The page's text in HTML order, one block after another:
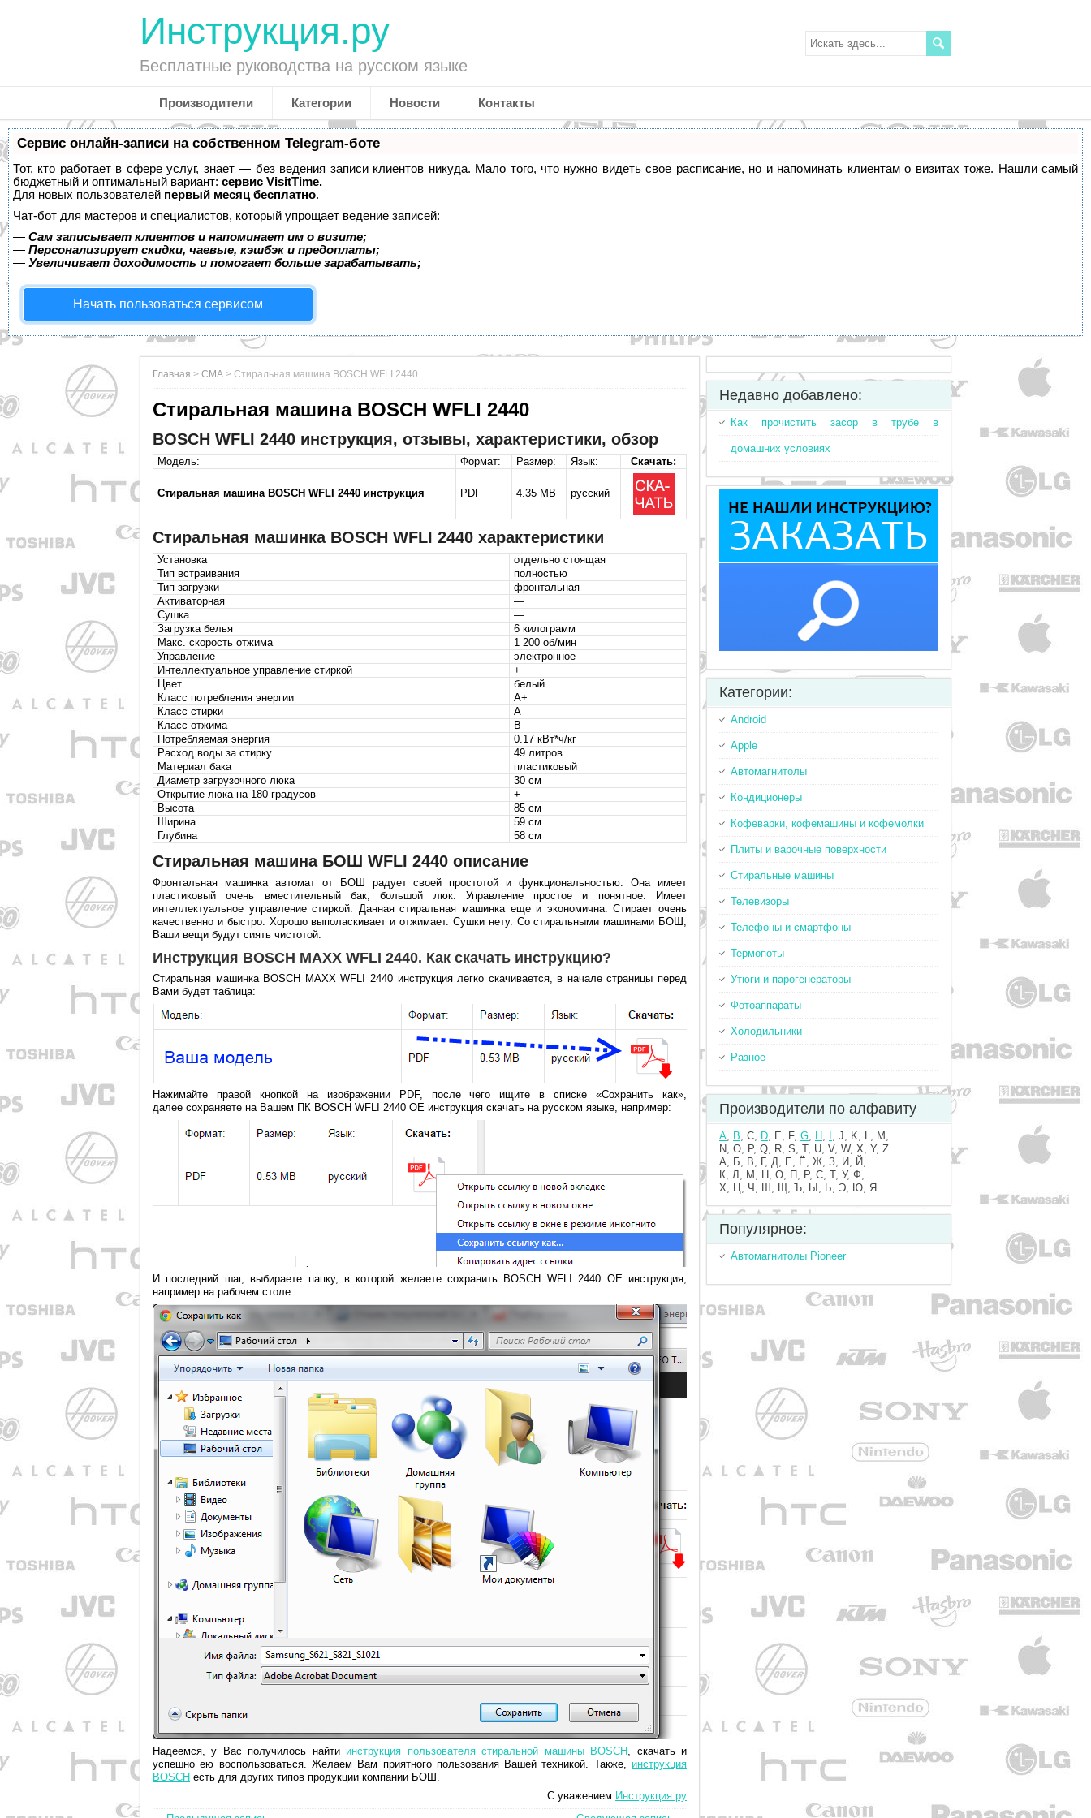
Инструкция.ру
Бесплатные руководства на русском языке
Производители Категории Новости Контакты
Сервис онлайн-записи на собственном Telegram-боте
Тот, кто работает в сфере услуг, знает — без ведения записи клиентов никуда. Мало того, что нужно видеть свое расписание, но и напоминать клиентам о визитах тоже. Нашли самый
бюджетный и оптимальный вариант: сервис VisitTime.
Для новых пользователей первый месяц бесплатно.
Чат-бот для мастеров и специалистов, который упрощает ведение записей:
— Сам записывает клиентов и напоминает им о визите;
— Персонализирует скидки, чаевые, кэшбэк и предоплаты;
— Увеличивает доходимость и помогает больше зарабатывать;
Начать пользоваться сервисом
Главная > СМА > Стиральная машина BOSCH WFLI 2440
Стиральная машина BOSCH WFLI 2440
BOSCH WFLI 2440 инструкция, отзывы, характеристики, обзор
Модель: Формат: Размер: Язык: Скачать:
Стиральная машина BOSCH WFLI 2440 инструкция PDF 4.35 MB русский
Стиральная машинка BOSCH WFLI 2440 характеристики
Установка
отдельно стоящая
Тип встраивания
полностью
Тип загрузки
фронтальная
Активаторная
—
Сушка
—
Загрузка белья
6 килограмм
Макс. скорость отжима
1 200 об/мин
Управление
электронное
Интеллектуальное управление стиркой
+
Цвет
белый
Класс потребления энергии
A+
Класс стирки
A
Класс отжима
B
Потребляемая энергия
0.17 кВт*ч/кг
Расход воды за стирку
49 литров
Материал бака
пластиковый
Диаметр загрузочного люка
30 см
Открытие люка на 180 градусов
+
Высота
85 см
Ширина
59 см
Глубина
58 см
Стиральная машина БОШ WFLI 2440 описание
Фронтальная машинка автомат от БОШ радует своей простотой и функциональностью. Она имеет
пластиковый очень вместительный бак, большой люк. Управление простое и понятное. Имеет
интеллектуальное управление стиркой. Данная стиральная машинка еще и экономична. Стирает очень
качественно и быстро. Хорошо выполаскивает и отжимает. Сушки нету. Со стиральными машинами БОШ,
Ваши вещи будут сиять чистотой.
Инструкция BOSCH MAXX WFLI 2440. Как скачать инструкцию?
Стиральная машинка BOSCH MAXX WFLI 2440 инструкция легко скачивается, в начале страницы перед
Вами будет таблица:
Нажимайте правой кнопкой на изображении PDF, после чего ищите в списке «Сохранить как»,
далее сохраняете на Вашем ПК BOSCH WFLI 2440 OE инструкция скачать на русском языке, например:
И последний шаг, выбираете папку, в которой желаете сохранить BOSCH WFLI 2440 OE инструкция,
например на рабочем столе:
Надеемся, у Вас получилось найти инструкция пользователя стиральной машины BOSCH, скачать и
успешно ею воспользоваться. Желаем Вам приятного пользования Вашей техникой. Также, инструкция
BOSCH есть для других типов продукции компании БОШ.
С уважением Инструкция.ру
Недавно добавлено:
Как прочистить засор в трубе в
домашних условиях
Категории:
Android
Apple
Автомагнитолы
Кондиционеры
Кофеварки, кофемашины и кофемолки
Плиты и варочные поверхности
Стиральные машины
Телевизоры
Телефоны и смартфоны
Термопоты
Утюги и парогенераторы
Фотоаппараты
Холодильники
Разное
Производители по алфавиту
A, B, C, D, E, F, G, H,
, J, K, L, M,
N, O, P, Q, R, S, T, U, V, W, X, Y, Z.
А, Б, В, Г, Д, Е, Ё, Ж, З, И, Й,
К, Л, М, Н, О, П, Р, С, Т, У, Ф,
Х, Ц, Ч, Ш, Щ, Ъ, Ы, Ь, Э, Ю, Я.
Популярное:
Автомагнитолы Pioneer